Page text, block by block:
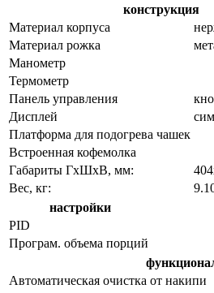
конструкция
Материал корпуса
Материал рожка
Манометр
Термометр
Панель управления
Дисплей
Платформа для подогрева чашек
Встроенная кофемолка
Габариты ГхШхВ, мм:
Вес, кг:
настройки
PID
Програм. объема порций
Автоматическая очистка от накипи